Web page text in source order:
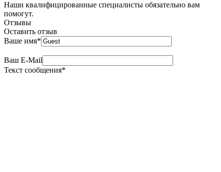
Наши квалифицированные специалисты обязательно вам
помогут.
Отзывы
Оставить отзыв
Ваше имя*
Ваш E-Mail
Текст сообщения*